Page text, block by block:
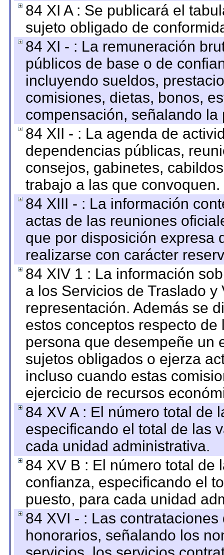
84 XI A : Se publicará el
sujeto obligado de
84 XI - : La remuneración
públicos de base o de
incluyendo sueldos,
comisiones, dietas, bonos,
compensación, señalando
84 XII - : La agenda de
dependencias públicas,
consejos, gabinetes,
trabajo a las que convoquen.
84 XIII - : La información
actas de las reuniones
que por disposición expresa
realizarse con carácter
84 XIV 1 : La información
a los Servicios de Traslado
representación. Además se
estos conceptos respecto
persona que desempeñe un
sujetos obligados o ejerza
incluso cuando estas
ejercicio de recursos
84 XV A : El número total de
especificando el total de las
cada unidad administrativa.
84 XV B : El número total de
confianza, especificando el
puesto, para cada unidad
84 XVI - : Las
honorarios, señalando los